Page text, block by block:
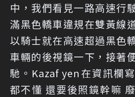
中，我們看見一路高速行
滿黑色轎車違規在雙黃線
以騎士就在高速超過黑色
車輛的後視鏡一下，接著
馳。Kazaf yen在資訊欄
都不懂 還要後照鏡幹嘛